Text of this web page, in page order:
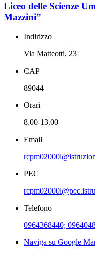
Liceo delle Scienze
Mazzini”
Indirizzo
Via Matteotti, 23
CAP
89044
Orari
8.00-13.00
Email
PEC
Telefono
0964368440;
Naviga su Google